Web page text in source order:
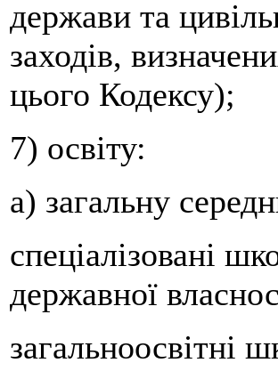
держави та
заходів,
цього Кодексу);
7) освіту:
а) загальну
спеціалізовані
державної
загальноосвітні